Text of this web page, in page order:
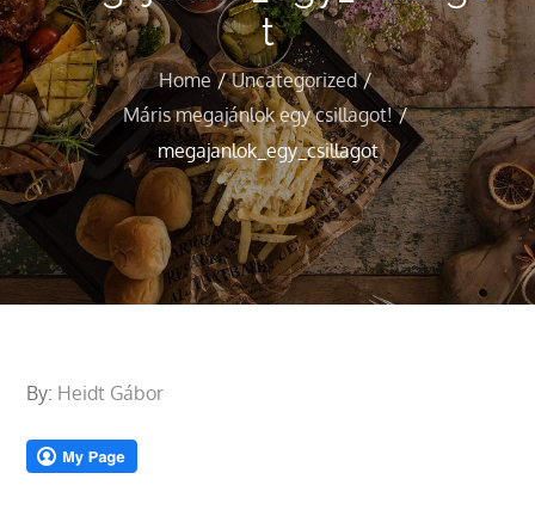
t
Home
Uncategorized
Máris megajánlok egy csillagot!
megajanlok_egy_csillagot
By: Heidt Gábor